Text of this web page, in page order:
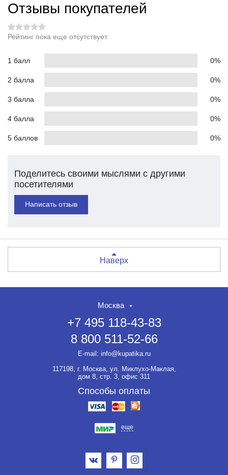
Отзывы покупателей
Рейтинг пока еще отсутствует
1 балл 0%
2 балла 0%
3 балла 0%
4 балла 0%
5 баллов 0%
Поделитесь своими мыслями с другими
посетителями
Написать отзыв
Наверх
Москва
+7 495 118-43-83
8 800 511-52-66
E-mail: info@kupatika.ru
117198, г. Москва, ул. Миклухо-Маклая,
дом 8, стр. 3, офис 311
Способы оплаты
еще